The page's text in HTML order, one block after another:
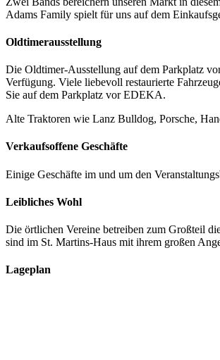
Adams Family spielt für uns auf dem
Oldtimerausstellung
Die Oldtimer-Ausstellung auf dem Parkplatz
Verfügung. Viele liebevoll restaurierte
Sie auf dem Parkplatz vor EDEKA.
Alte Traktoren wie Lanz Bulldog, Porsche,
Verkaufsoffene Geschäfte
Einige Geschäfte im und um den
Leibliches Wohl
Die örtlichen Vereine betreiben zum Großteil
sind im St. Martins-Haus mit ihrem großen
Lageplan